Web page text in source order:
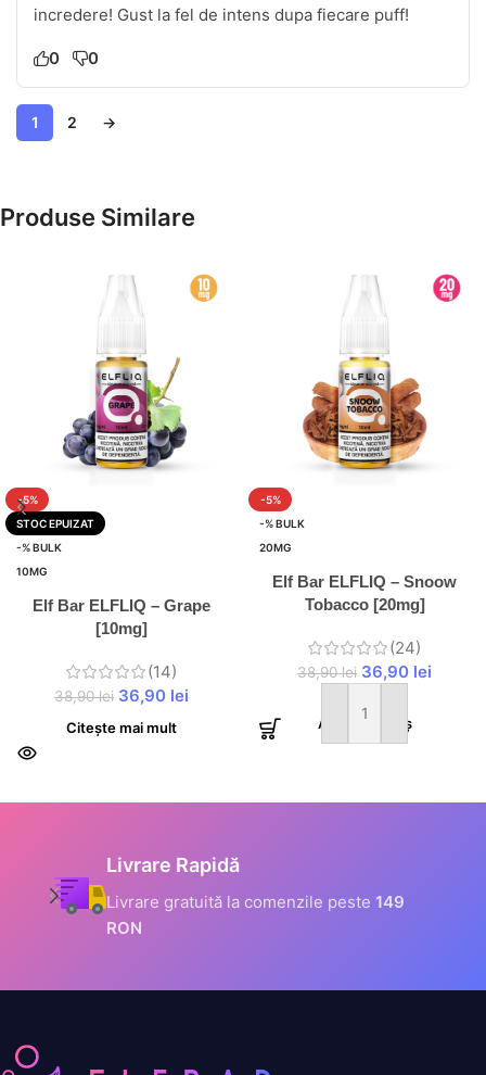
incredere! Gust la fel de intens dupa fiecare puff!
0 0
1 2 →
Produse Similare
-5%
STOC EPUIZAT
-% BULK
10MG
Elf Bar ELFLIQ – Grape
[10mg]
(14)
38,90lei 36,90 lei
Citește mai mult
-5%
-% BULK
20MG
Elf Bar ELFLIQ – Snoow
Tobacco [20mg]
(24)
38,90lei 36,90 lei
Adaugă în coș
Informații Securizate
Toate datele tale suntcriptate prin SSL